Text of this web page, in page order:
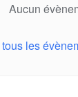
Aucun
tous les